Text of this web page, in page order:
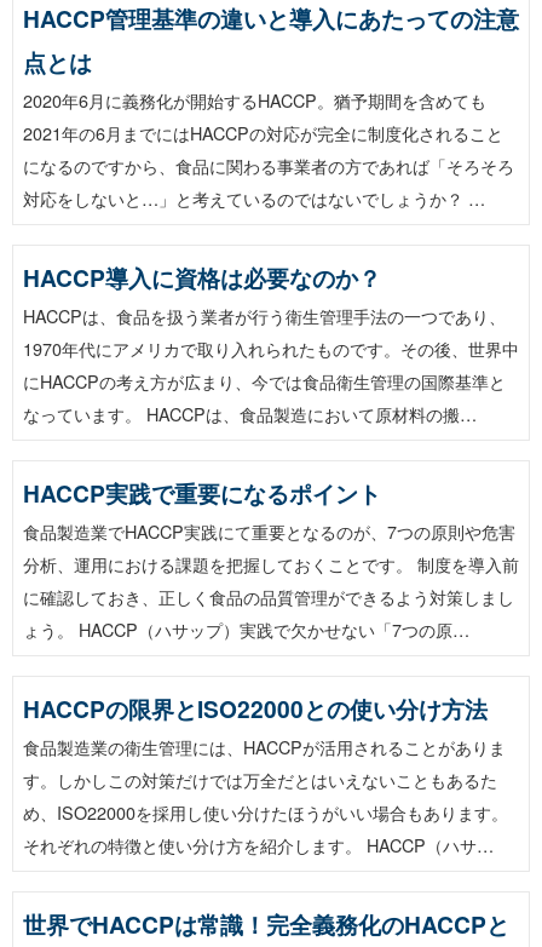
HACCP管理基準の違いと導入にあたっての注意
点とは
2020年6月に義務化が開始するHACCP。猶予期間を含めても
2021年の6月までにはHACCPの対応が完全に制度化されること
になるのですから、食品に関わる事業者の方であれば「そろそろ
対応をしないと…」と考えているのではないでしょうか？ …
HACCP導入に資格は必要なのか？
HACCPは、食品を扱う業者が行う衛生管理手法の一つであり、
1970年代にアメリカで取り入れられたものです。その後、世界中
にHACCPの考え方が広まり、今では食品衛生管理の国際基準と
なっています。 HACCPは、食品製造において原材料の搬…
HACCP実践で重要になるポイント
食品製造業でHACCP実践にて重要となるのが、7つの原則や危害
分析、運用における課題を把握しておくことです。 制度を導入前
に確認しておき、正しく食品の品質管理ができるよう対策しまし
ょう。 HACCP（ハサップ）実践で欠かせない「7つの原…
HACCPの限界とISO22000との使い分け方法
食品製造業の衛生管理には、HACCPが活用されることがありま
す。しかしこの対策だけでは万全だとはいえないこともあるた
め、ISO22000を採用し使い分けたほうがいい場合もあります。
それぞれの特徴と使い分け方を紹介します。 HACCP（ハサ…
世界でHACCPは常識！完全義務化のHACCPと